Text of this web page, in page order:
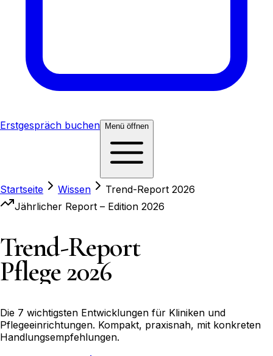
Erstgespräch buchen Menü öffnen
Startseite Wissen
Trend-Report 2026
Jährlicher Report – Edition 2026
Trend-Report
Pflege 2026
Die 7 wichtigsten Entwicklungen für Kliniken und
Pflegeeinrichtungen. Kompakt, praxisnah, mit konkreten
Handlungsempfehlungen.